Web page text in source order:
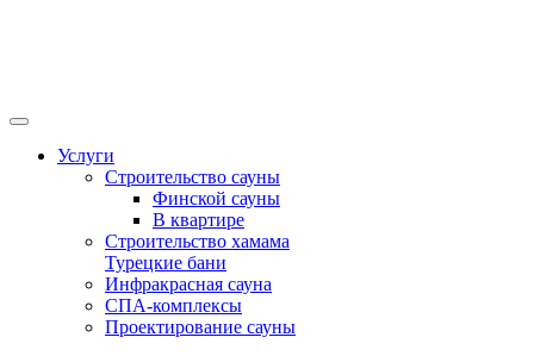
Услуги
Строительство сауны
Финской сауны
В квартире
Строительство хамама
Турецкие бани
Инфракрасная сауна
СПА-комплексы
Проектирование сауны